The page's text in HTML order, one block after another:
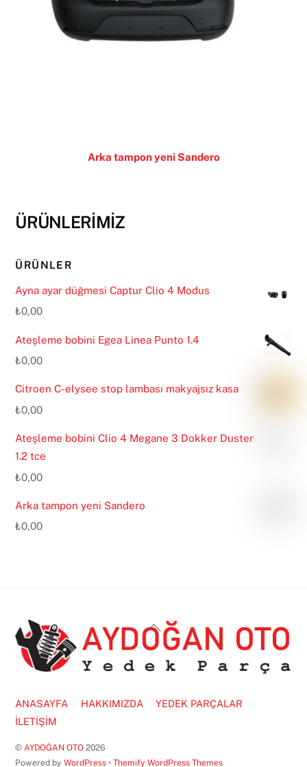
Arka tampon yeni Sandero
ÜRÜNLERİMİZ
ÜRÜNLER
Ayna ayar düğmesi Captur Clio 4 Modus
₺0,00
Ateşleme bobini Egea Linea Punto 1.4
₺0,00
Citroen C-elysee stop lambası makyajsız kasa
₺0,00
Ateşleme bobini Clio 4 Megane 3 Dokker Duster
1.2 tce
₺0,00
Arka tampon yeni Sandero
₺0,00
Back
To
Top
ANASAYFA HAKKIMIZDA
YEDEK PARÇALAR
İLETİŞİM
© AYDOĞAN OTO 2026
Powered byWordPress •Themify WordPress Themes